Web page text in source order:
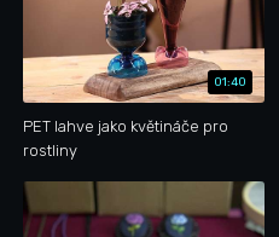
01:40
PET lahve jako květináče pro
rostliny